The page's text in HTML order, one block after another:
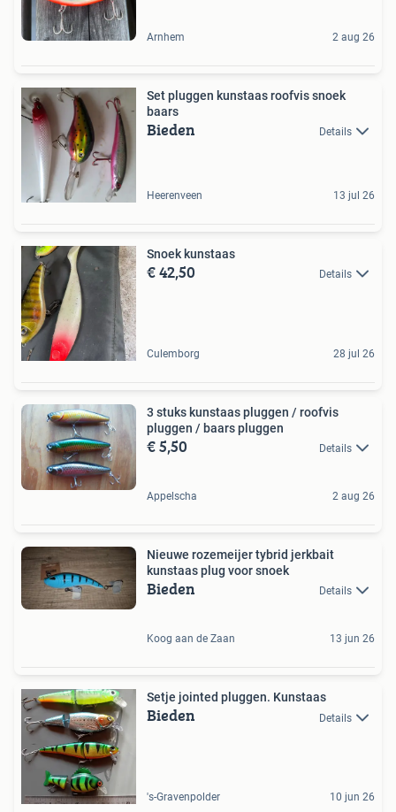
Arnhem 2 aug 26
Set pluggen kunstaas roofvis snoek
baars
Bieden Details
Heerenveen 13 jul 26
Snoek kunstaas
€ 42,50 Details
Culemborg 28 jul 26
3 stuks kunstaas pluggen / roofvis
pluggen / baars pluggen
€ 5,50 Details
Appelscha 2 aug 26
Nieuwe rozemeijer tybrid jerkbait
kunstaas plug voor snoek
Bieden Details
Koog aan de Zaan 13 jun 26
Setje jointed pluggen. Kunstaas
Bieden Details
's-Gravenpolder 10 jun 26